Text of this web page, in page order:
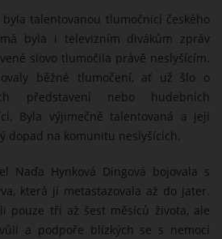
byla talentovanou tlumočnicí českého
byla i televizním divákům zpráv
slovo tlumočila právě neslyšícím.
běžné tlumočení, ať už šlo o
představení nebo hudebních
Byla výjimečně talentovaná a její
dopad na komunitu neslyšících.
Naďa Hynková Dingová bojovala s
která jí metastazovala až do jater.
pouze tři až šest měsíců života, ale
a podpoře blízkých se s nemocí